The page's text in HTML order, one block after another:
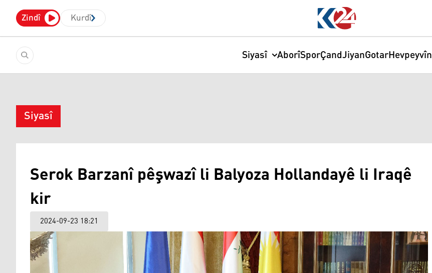
Zindî Kurdî
Siyasî AborîSporÇandJiyanGotarHevpeyvîn
Siyasî
Serok Barzanî pêşwazî li Balyoza Hollandayê li Iraqê
kir
2024-09-23 18:21